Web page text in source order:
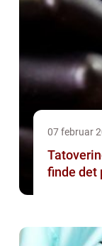
07 februar
finde det